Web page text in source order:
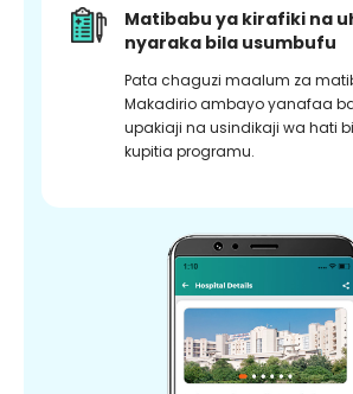
Matibabu ya kirafiki na
nyaraka bila usumbufu
Pata chaguzi maalum za
Makadirio ambayo yanafaa
upakiaji na usindikaji wa hati
kupitia programu.